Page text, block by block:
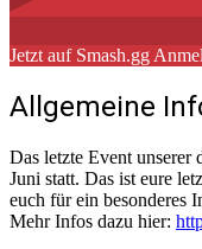
Jetzt auf Smash.gg
Allgemeine
Das letzte Event unserer
Juni statt. Das ist eure
euch für ein besonderes
Mehr Infos dazu hier: